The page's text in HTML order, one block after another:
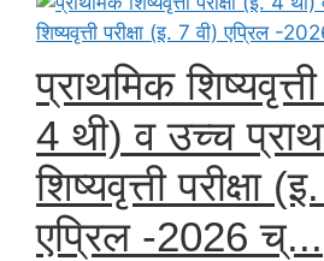
प्राथमिक शिष्यवृत्ती
4 थी) व उच्च
शिष्यवृत्ती परीक्षा
एप्रिल -2026 च्...